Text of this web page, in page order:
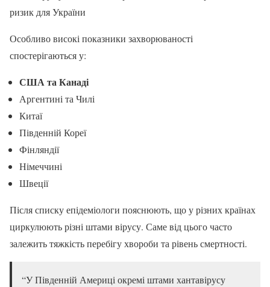
ризик для України
Особливо високі показники захворюваності
спостерігаються у:
США та Канаді
Аргентині та Чилі
Китаї
Південній Кореї
Фінляндії
Німеччині
Швеції
Після списку епідеміологи пояснюють, що у різних країнах
циркулюють різні штами вірусу. Саме від цього часто
залежить тяжкість перебігу хвороби та рівень смертності.
“У Південній Америці окремі штами хантавірусу